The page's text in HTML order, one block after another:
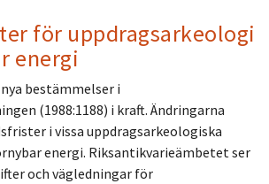
för uppdragsarkeologi
energi
bestämmelser i
(1988:1188) i kraft. Ändringarna
i vissa uppdragsarkeologiska
energi. Riksantikvarieämbetet ser
och vägledningar för